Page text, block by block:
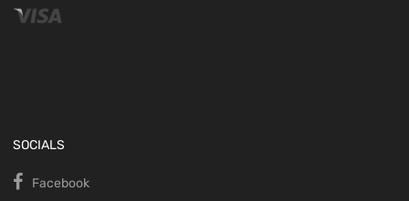
SOCIALS
Facebook